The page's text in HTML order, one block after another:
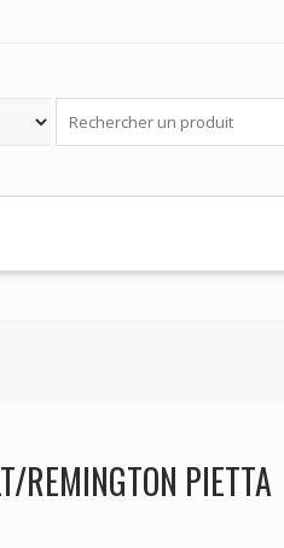
REMINGTON PIETTA